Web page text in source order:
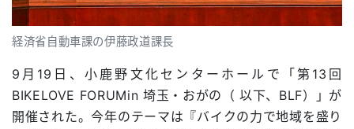
経済省自動車課の伊藤政道課長
9月19日、小鹿野文化センターホールで「第13回
BIKELOVE FORUMin 埼玉・おがの（ 以下、BLF）」が
開催された。今年のテーマは『バイクの力で地域を盛り